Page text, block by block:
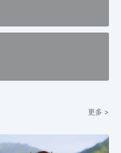
更多 >